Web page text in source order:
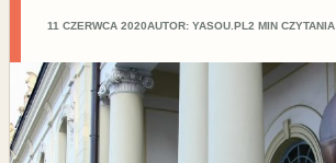
11 CZERWCA 2020AUTOR: YASOU.PL 2 MIN CZYTANIA